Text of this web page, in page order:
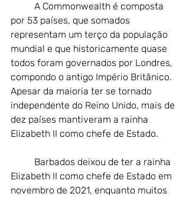
	A
Commonwealth é composta
por 53 países, que somados
representam um terço da população
mundial e que historicamente quase
todos foram governados por Londres,
compondo o antigo Império Britânico.
Apesar da maioria ter se tornado
independente do Reino Unido, mais de
dez países mantiveram a rainha
Elizabeth II como chefe de Estado.
Barbados deixou de ter a rainha
Elizabeth II como chefe de Estado em
novembro de 2021, enquanto muitos